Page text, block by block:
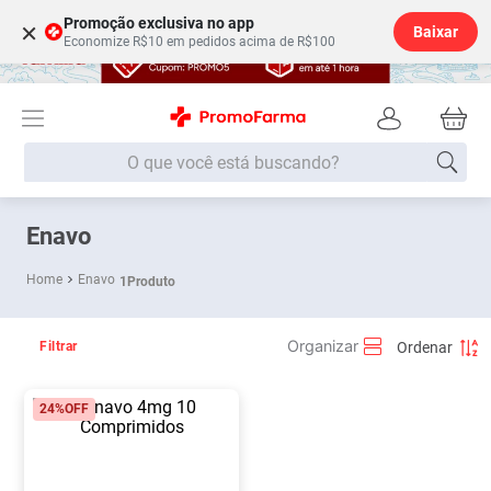
× Promoção exclusiva no app
Economize R$10 em pedidos acima de R$100
Baixar
O que você está buscando?
Enavo
Enavo 1Produto
Filtrar
24%OFF
Termos mais buscados
1 º Fralda
3º
5º Fralda G